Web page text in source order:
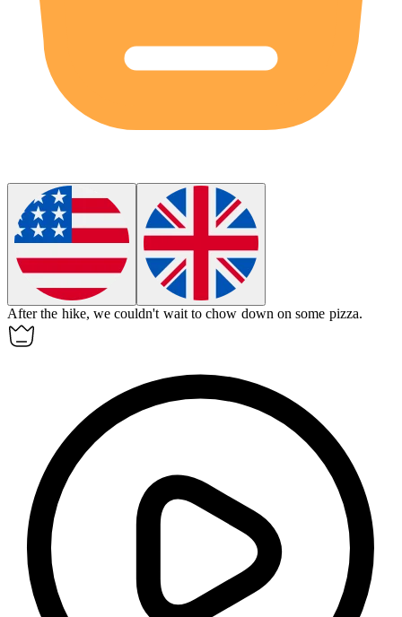
After the hike, we couldn't wait tochow down on some pizza.